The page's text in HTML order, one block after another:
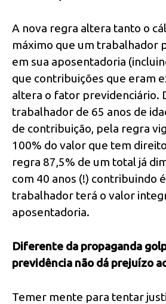
A nova regra altera tanto o
máximo que um trabalhador
em sua aposentadoria
que contribuições que eram
altera o fator previdenciário.
trabalhador de 65 anos de
de contribuição, pela regra
100% do valor que tem
regra 87,5% de um total já
com 40 anos (!) contribuindo
trabalhador terá o valor
aposentadoria.
Diferente da propaganda
previdência não dá prejuízo
Temer mente para tentar